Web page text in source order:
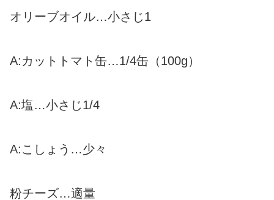
オリーブオイル…小さじ1
A:カットトマト缶…1/4缶（100g）
A:塩…小さじ1/4
A:こしょう…少々
粉チーズ…適量